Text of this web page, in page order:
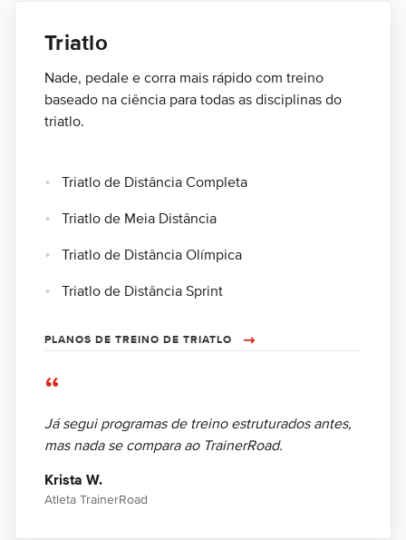
Triatlo
Nade, pedale e corra mais rápido com treino
baseado na ciência para todas as disciplinas do
triatlo.
Triatlo de Distância Completa
Triatlo de Meia Distância
Triatlo de Distância Olímpica
Triatlo de Distância Sprint
PLANOS DE TREINO DE TRIATLO
“
Já segui programas de treino estruturados antes,
mas nada se compara ao TrainerRoad.
Krista W.
Atleta TrainerRoad